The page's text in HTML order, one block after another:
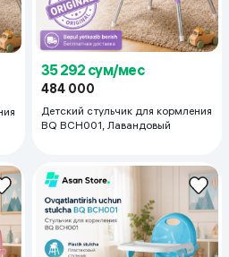
35 292 сум/мес
484 000
Детский стульчик для кормления
BQ BCH001, Лавандовый